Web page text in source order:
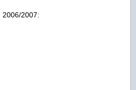
2006/2007: